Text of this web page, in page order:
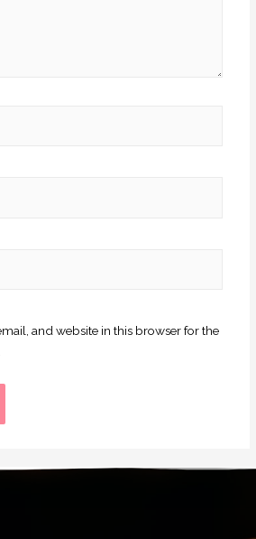
and website in this browser for the